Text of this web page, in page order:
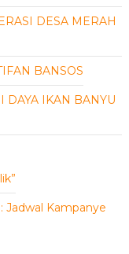
DESA MERAH
BANSOS
DAYA IKAN BANYU
Jadwal Kampanye